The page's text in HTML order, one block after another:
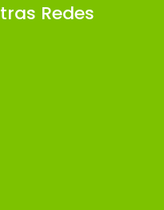
Redes